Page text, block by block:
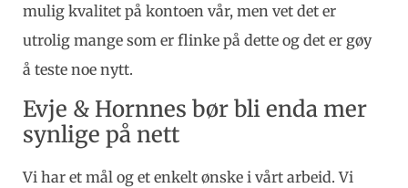
mulig kvalitet på kontoen vår, men vet det er
utrolig mange som er flinke på dette og det er gøy
å teste noe nytt.
Evje & Hornnes bør bli enda mer
synlige på nett
Vi har et mål og et enkelt ønske i vårt arbeid. Vi